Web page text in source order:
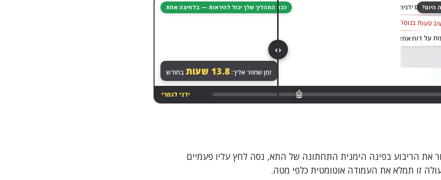
ככה התהליך שלך יכול להיראות — בלחיצה אחת היום?
נתונים ידנית מקובץ לקובץ…
טעות בנוסחה
זמן שחוזר אליך:13.8 שעות בחודש
🤖 ידני לגמרי
‹ ›
את הריבוע בפינה הימנית התחתונה של התא, נסה לחץ עליו פעמיים